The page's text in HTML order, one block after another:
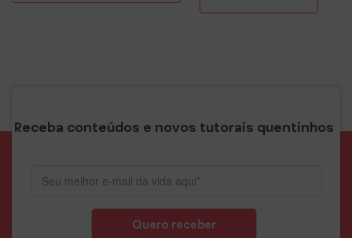
Receba conteúdos e novos tutorais quentinhos
Quero receber